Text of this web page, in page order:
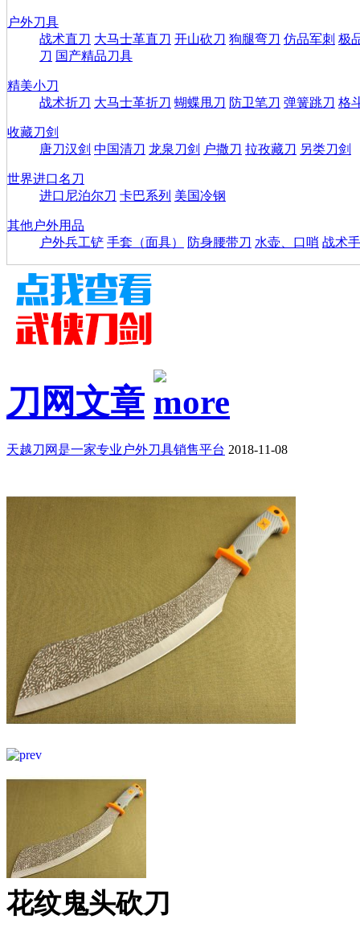
户外刀具
战术直刀 大马士革直刀 开山砍刀 狗腿弯刀 仿品军刺 极
刀 国产精品刀具
精美小刀
战术折刀 大马士革折刀 蝴蝶甩刀 防卫笔刀 弹簧跳刀 格
收藏刀剑
唐刀汉剑 中国清刀 龙泉刀剑 户撒刀 拉孜藏刀 另类刀剑
世界进口名刀
进口尼泊尔刀 卡巴系列 美国冷钢
其他户外用品
户外兵工铲 手套（面具） 防身腰带刀 水壶、口哨 战术
刀网文章
天越刀网是一家专业户外刀具销售平台 2018-11-08
花纹鬼头砍刀